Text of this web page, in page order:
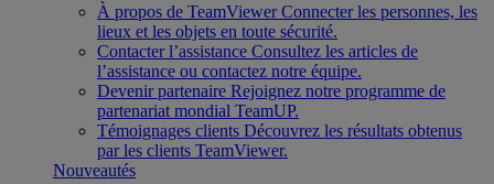
À propos de TeamViewer Connecter les personnes, les
lieux et les objets en toute sécurité.
Contacter l’assistance Consultez les articles de
l’assistance ou contactez notre équipe.
Devenir partenaire Rejoignez notre programme de
partenariat mondial TeamUP.
Témoignages clients Découvrez les résultats obtenus
par les clients TeamViewer.
Nouveautés